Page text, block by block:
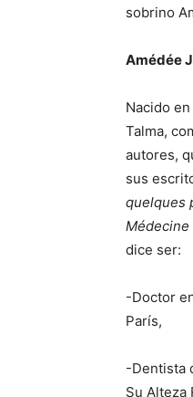
sobrino
Amédée
Nacido
Talma,
autores,
sus
quelques
Médecine
dice ser:
-Doctor
París,
-Dentista
Su Alteza